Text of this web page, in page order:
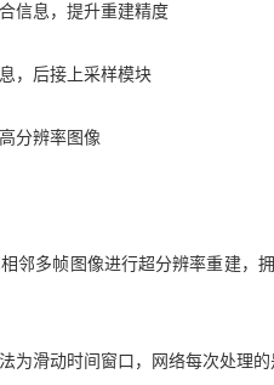
信息，提升重建精度
，后接上采样模块
分辨率图像
邻多帧图像进行超分辨率重建
为滑动时间窗口，网络每次处理